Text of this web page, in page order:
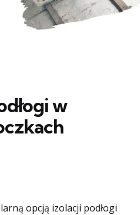
w
opcją izolacji podłogi